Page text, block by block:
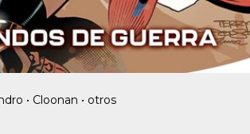
• Cloonan • otros